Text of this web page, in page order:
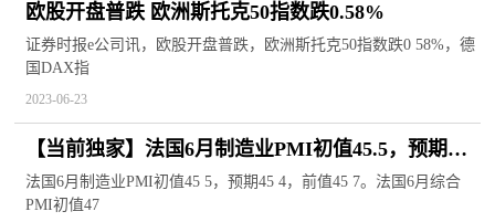
欧股开盘普跌 欧洲斯托克50指数跌0.58%
证券时报e公司讯，欧股开盘普跌，欧洲斯托克50指数跌0 58%，德
国DAX指
2023-06-23
【当前独家】法国6月制造业PMI初值45.5，预期
45.4，前值45.7
法国6月制造业PMI初值45 5，预期45 4，前值45 7。法国6月综合
PMI初值47